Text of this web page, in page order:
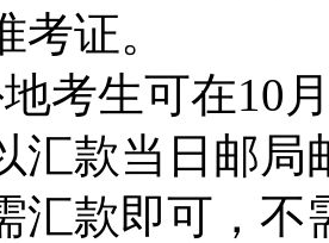
证。
生可在10月
汇款当日邮局
汇款即可，不